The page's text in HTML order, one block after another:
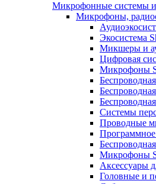
Микрофонные системы
Микрофоны,
Экосистема
Микшеры и
Цифровая
Микрофоны
Системы
Проводные
Программное
Микрофоны
Аксессуары
Головные и